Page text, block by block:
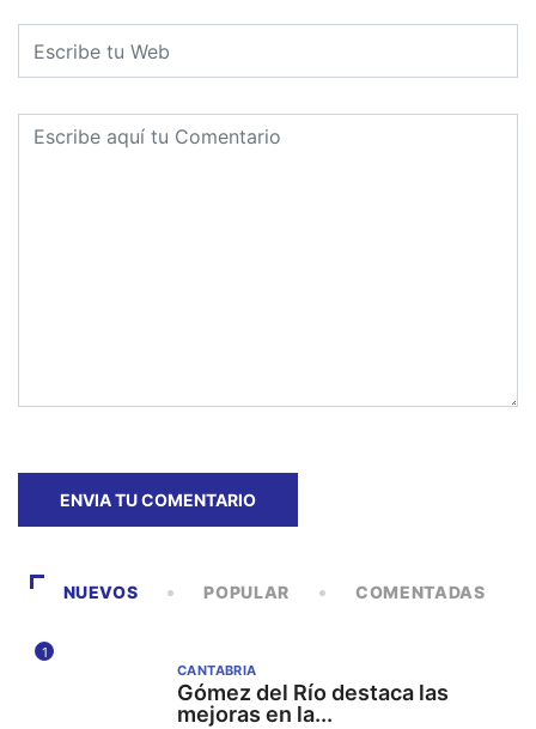
NUEVOS POPULAR COMENTADAS
1
CANTABRIA
Gómez del Río destaca las
mejoras en la...